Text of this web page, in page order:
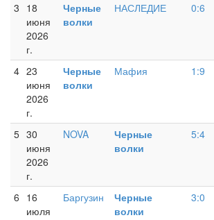
3 18
июня
2026
г.
Черные
волки
НАСЛЕДИЕ 0:6
4 23
июня
2026
г.
Черные
волки
Мафия 1:9
5 30
июня
2026
г.
NOVA
Черные
волки
5:4
6 16
июля
Баргузин
Черные
волки
3:0